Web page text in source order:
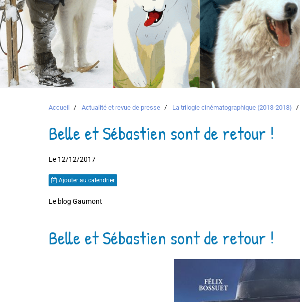
Accueil Actualité et revue de presse La trilogie cinématographique (2013-2018)
Belle et Sébastien sont de retour !
Le 12/12/2017
Ajouter au calendrier
Le blog Gaumont
Belle et Sébastien sont de retour !